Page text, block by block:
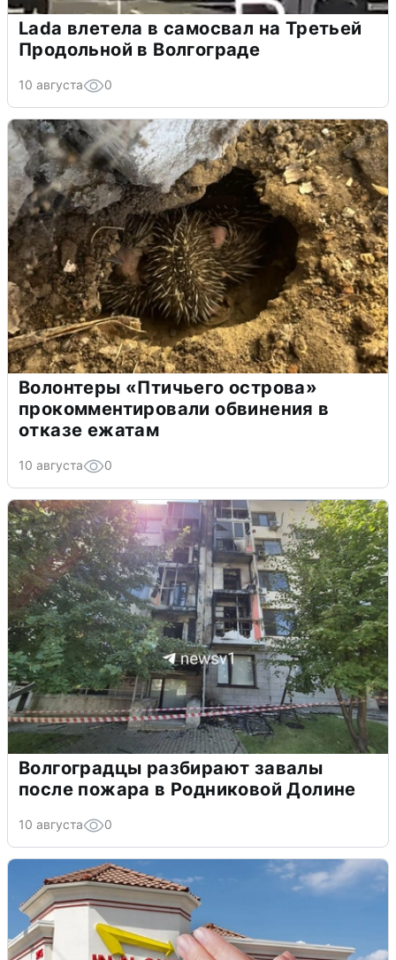
Lada влетела в самосвал на Третьей
Продольной в Волгограде
10 августа 0
Волонтеры «Птичьего острова»
прокомментировали обвинения в
отказе ежатам
10 августа 0
Волгоградцы разбирают завалы
после пожара в Родниковой Долине
10 августа 0